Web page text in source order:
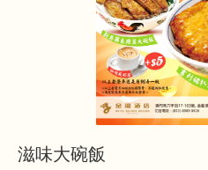
滋味大碗飯